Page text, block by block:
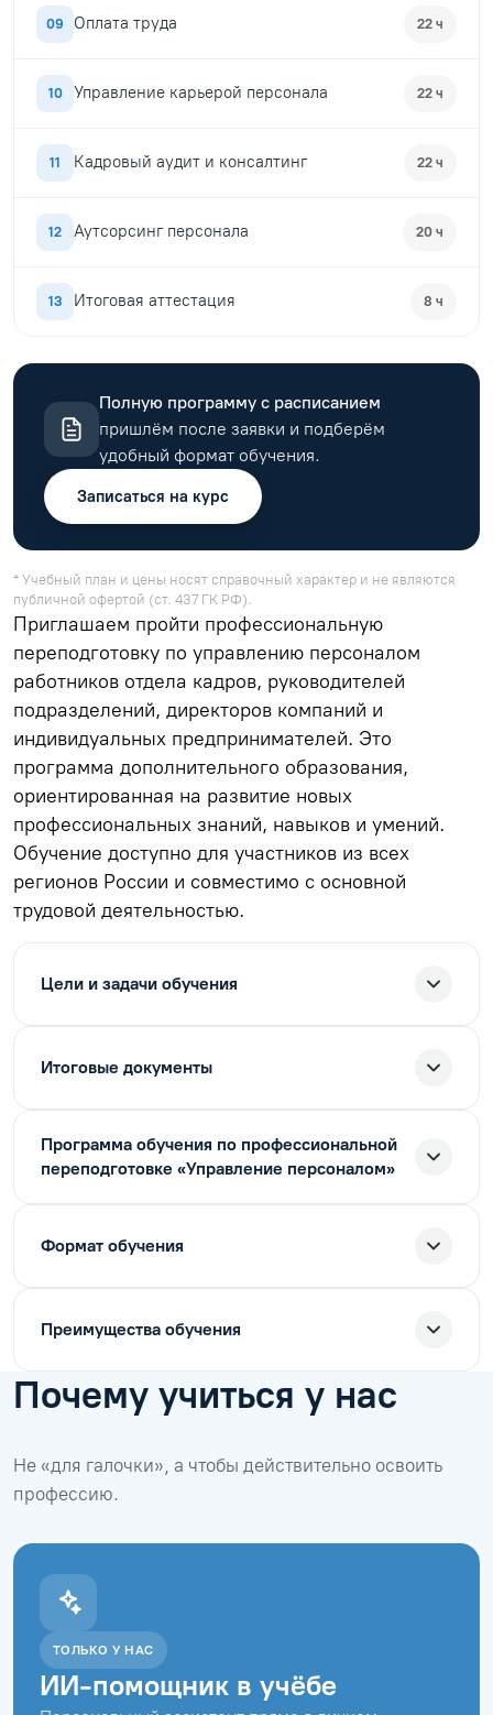
09 Оплата труда 22 ч
10 Управление карьерой персонала 22 ч
11 Кадровый аудит и консалтинг 22 ч
12 Аутсорсинг персонала 20 ч
13 Итоговая аттестация 8 ч
Полную программу с расписанием
пришлём после заявки и подберём
удобный формат обучения.
Записаться на курс
* Учебный план и цены носят справочный характер и не являются
публичной офертой (ст. 437 ГК РФ).
Приглашаем пройти профессиональную
переподготовку по управлению персоналом
работников отдела кадров, руководителей
подразделений, директоров компаний и
индивидуальных предпринимателей. Это
программа дополнительного образования,
ориентированная на развитие новых
профессиональных знаний, навыков и умений.
Обучение доступно для участников из всех
регионов России и совместимо с основной
трудовой деятельностью.
Цели и задачи обучения
Итоговые документы
Программа обучения по профессиональной
переподготовке «Управление персоналом»
Формат обучения
Преимущества обучения
Почему учиться у нас
Не «для галочки», а чтобы действительно освоить
профессию.
ТОЛЬКО У НАС
ИИ-помощник в учёбе